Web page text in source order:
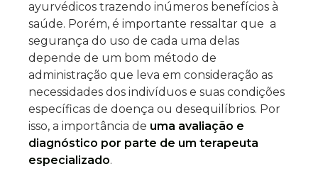
ayurvédicos trazendo inúmeros benefícios à
saúde. Porém, é importante ressaltar que a
segurança do uso de cada uma delas
depende de um bom método de
administração que leva em consideração as
necessidades dos indivíduos e suas condições
específicas de doença ou desequilíbrios. Por
isso, a importância de uma avaliação e
diagnóstico por parte de um terapeuta
especializado.